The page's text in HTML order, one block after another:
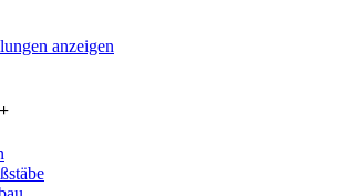
anzeigen
+